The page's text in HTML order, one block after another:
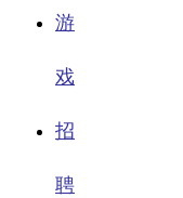
游
戏
招
聘